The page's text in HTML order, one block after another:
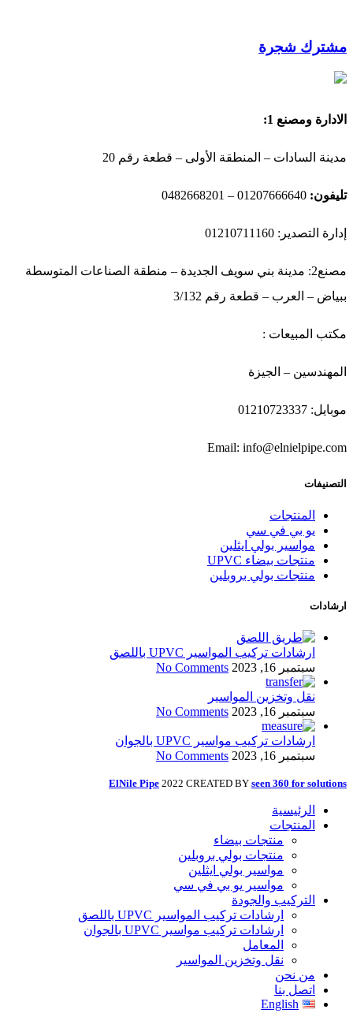
مشترك شجرة
الادارة ومصنع 1:
مدينة السادات – المنطقة الأولى – قطعة رقم 20
تليفون:
إدارة التصدير: 01210711160
مصنع2: مدينة بني سويف الجديدة – منطقة الصناعات المتوسطة
ببياض – العرب – قطعة رقم 3/132
مكتب المبيعات :
المهندسين – الجيزة
موبايل: 01210723337
Email: info@elnielpipe.com
التصنيفات
المنتجات
يو بي في سي
مواسير بولي ايثلين
منتجات بيضاء UPVC
منتجات بولي بروبلين
ارشادات
ارشادات تركيب المواسير UPVC باللصق
سبتمبر 16, 2023
No Comments
نقل وتخزين المواسير
سبتمبر 16, 2023
No Comments
ارشادات تركيب مواسير UPVC بالجوان
سبتمبر 16, 2023
No Comments
ElNile Pipe 2022 CREATED BY seen 360 for solutions
الرئيسية
المنتجات
منتجات بيضاء
منتجات بولي بروبلين
مواسير بولي ايثلين
مواسير يو بي في سي
التركيب والجودة
ارشادات تركيب المواسير UPVC باللصق
ارشادات تركيب مواسير UPVC بالجوان
المعامل
نقل وتخزين المواسير
من نحن
اتصل بنا
English